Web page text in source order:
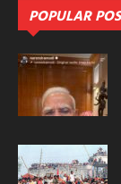
POPULAR